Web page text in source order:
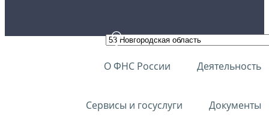
О ФНС России Деятельность
Сервисы и госуслуги Документы